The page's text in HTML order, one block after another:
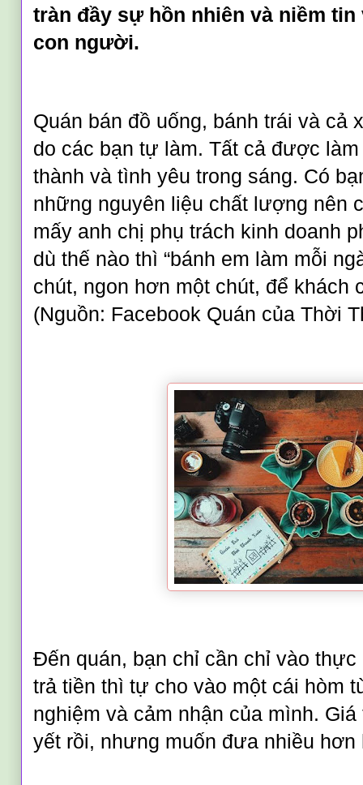
tràn đầy sự hồn nhiên và niềm
con người.
Quán bán đồ uống, bánh trái và cả
do các bạn tự làm. Tất cả được
thành và tình yêu trong sáng. Có
những nguyên liệu chất lượng nên
mấy anh chị phụ trách kinh doanh
dù thế nào thì “bánh em làm mỗi
chút, ngon hơn một chút, để khách
(Nguồn: Facebook Quán của Thời
Đến quán, bạn chỉ cần chỉ vào
trả tiền thì tự cho vào một cái hòm
nghiệm và cảm nhận của mình.
yết rồi, nhưng muốn đưa nhiều